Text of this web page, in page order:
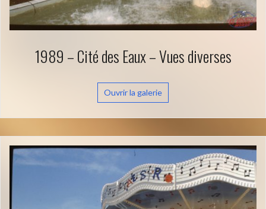
1989 – Cité des Eaux – Vues diverses
Ouvrir la galerie